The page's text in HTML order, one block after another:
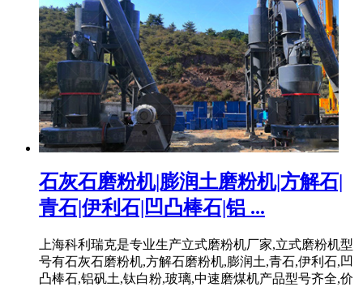
石灰石磨粉机|膨润土磨粉机|方解石|
青石|伊利石|凹凸棒石|铝 ...
上海科利瑞克是专业生产立式磨粉机厂家,立式磨粉机型
号有石灰石磨粉机,方解石磨粉机,膨润土,青石,伊利石,凹
凸棒石,铝矾土,钛白粉,玻璃,中速磨煤机产品型号齐全,价